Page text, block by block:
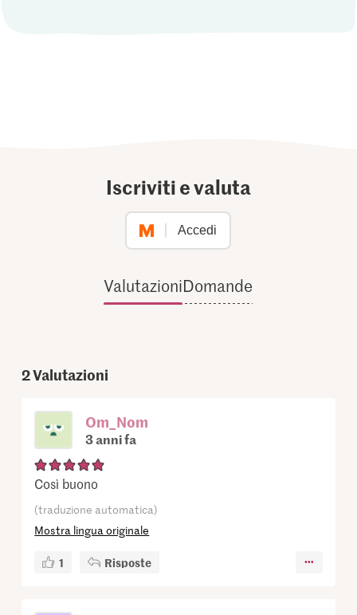
Iscriviti e valuta
Accedi
ValutazioniDomande
2Valutazioni
Om_Nom
3 anni fa
Così buono
(traduzione automatica)
Mostra lingua originale
1 Risposte